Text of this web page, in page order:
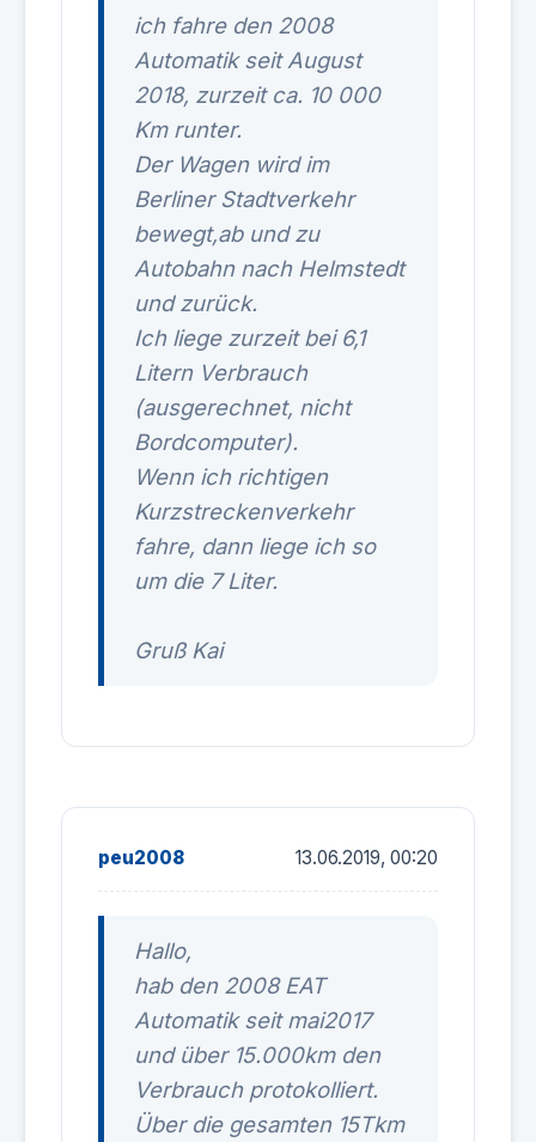
ich fahre den 2008
Automatik seit August
2018, zurzeit ca. 10 000
Km runter.
Der Wagen wird im
Berliner Stadtverkehr
bewegt,ab und zu
Autobahn nach Helmstedt
und zurück.
Ich liege zurzeit bei 6,1
Litern Verbrauch
(ausgerechnet, nicht
Bordcomputer).
Wenn ich richtigen
Kurzstreckenverkehr
fahre, dann liege ich so
um die 7 Liter.
Gruß Kai
peu2008 13.06.2019, 00:20
Hallo,
hab den 2008 EAT
Automatik seit mai2017
und über 15.000km den
Verbrauch protokolliert.
Über die gesamten 15Tkm